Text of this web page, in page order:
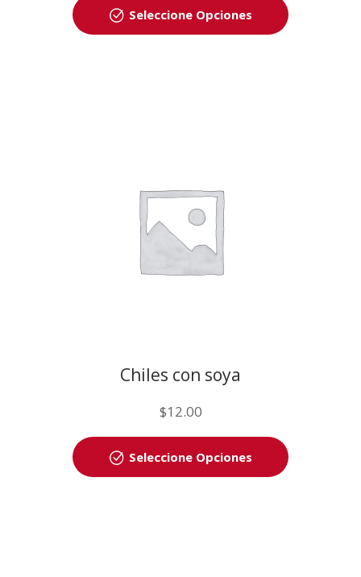
Seleccione Opciones
Chiles con soya
$12.00
Seleccione Opciones